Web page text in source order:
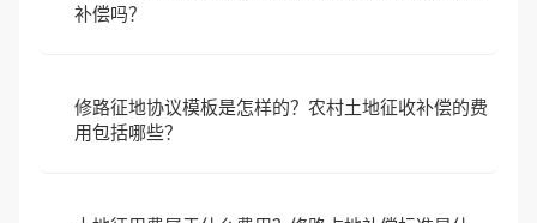
补偿吗？
修路征地协议模板是怎样的？农村土地征收补偿的费
用包括哪些？